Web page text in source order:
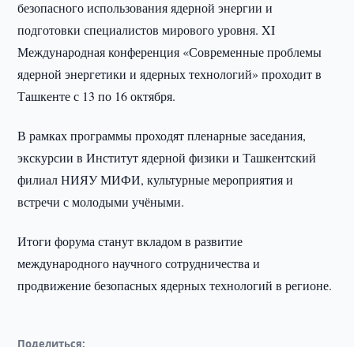
безопасного использования ядерной энергии и
подготовки специалистов мирового уровня. XI
Международная конференция «Современные проблемы
ядерной энергетики и ядерных технологий» проходит в
Ташкенте с 13 по 16 октября.
В рамках программы проходят пленарные заседания,
экскурсии в Институт ядерной физики и Ташкентский
филиал НИЯУ МИФИ, культурные мероприятия и
встречи с молодыми учёными.
Итоги форума станут вкладом в развитие
международного научного сотрудничества и
продвижение безопасных ядерных технологий в регионе.
Поделиться: